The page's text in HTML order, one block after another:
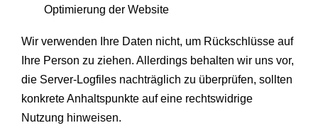
Optimierung der Website
Wir verwenden Ihre Daten nicht, um Rückschlüsse auf
Ihre Person zu ziehen. Allerdings behalten wir uns vor,
die Server-Logfiles nachträglich zu überprüfen, sollten
konkrete Anhaltspunkte auf eine rechtswidrige
Nutzung hinweisen.